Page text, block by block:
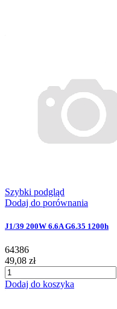
Szybki podgląd
Dodaj do porównania
J1/39 200W 6.6A G6.35 1200h
64386
49,08 zł
Dodaj do koszyka